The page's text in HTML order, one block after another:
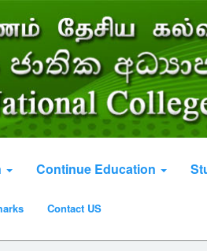
Continue Education
Contact US